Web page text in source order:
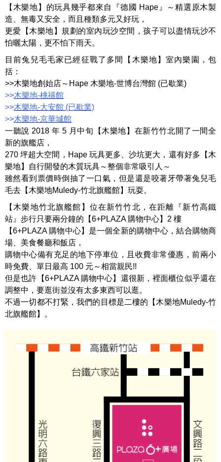
【木樂地】的玩具幾乎都來自『德國 Hape』～精選原木製
造、無毒又安全，而且種類多元又好玩，
更愛【木樂地】規劃的室內玩沙空間，孩子可以盡情玩沙不
怕曬太陽，更不怕下雨天。
目前兔兒毛毛家已經征戰了多間【木樂地】室內樂園，包
括：
>>木樂地創始店～Hape 木樂地-世博台灣館 (已歇業)
>>木樂地-桃禧館
>>木樂地-大安館 (已歇業)
>>木樂地-京華城館
一聽說 2018 年 5 月中旬【木樂地】在新竹竹北開了一間全
新的旗艦店，
270 坪超大空間，Hape 玩具更多、沙坑更大，還有好多【木
樂地】自行開發的木質玩具～整個非常吸引人～
雖然看到票價時倒抽了一口氣，但是還是咬著牙帶著兔兒毛
毛去【木樂地Muledy-竹北旗艦館】玩耍。
【木樂地竹北旗艦館】位在新竹竹北，在距離『新竹高鐵
站』步行只要兩分鐘的【6+PLAZA 購物中心】2 樓
【6+PLAZA 購物中心】是一個全新的購物中心，結合購物商
場、美食餐廳和飯店，
購物中心備有充足的地下停車位，且收費非常優惠，前兩小
時免費、單日最高 100 元～相當親民!!
但是也許【6+PLAZA 購物中心】還很新，裡面櫃位似乎還在
調整中，要逛街並沒有太多東西可以逛。
不過一切都不打緊，我們的目標是二樓的【木樂地Muledy-竹
北旗艦館】。